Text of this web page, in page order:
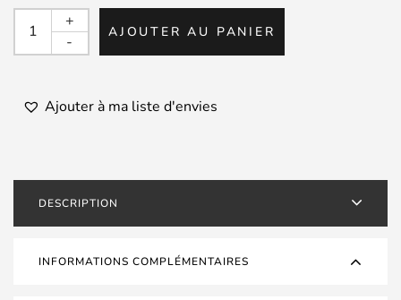
quantité
FINAL
E2000C
-
+
AJOUTER AU PANIER
Ajouter à ma liste d'envies
DESCRIPTION
INFORMATIONS COMPLÉMENTAIRES